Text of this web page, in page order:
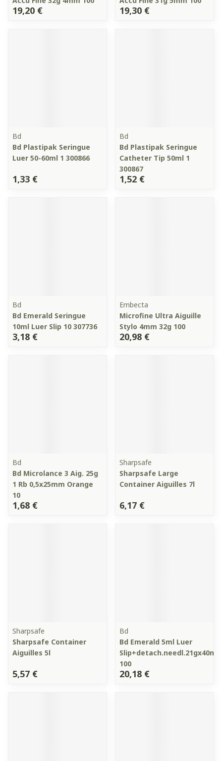
19,20 € 19,30 €
Bd
Bd Plastipak Seringue
Luer 50-60ml 1 300866
1,33 €
Bd
Bd Plastipak Seringue
Catheter Tip 50ml 1
300867
1,52 €
Bd
Bd Emerald Seringue
10ml Luer Slip 10 307736
3,18 €
Embecta
Microfine Ultra Aiguille
Stylo 4mm 32g 100
20,98 €
Bd
Bd Microlance 3 Aig. 25g
1 Rb 0,5x25mm Orange
10
1,68 €
Sharpsafe
Sharpsafe Large
Container Aiguilles 7l
6,17 €
Sharpsafe
Sharpsafe Container
Aiguilles 5l
5,57 €
Bd
Bd Emerald 5ml Luer
100
20,18 €